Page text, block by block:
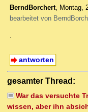
BerndBorchert, Montag,
bearbeitet von
.
antworten
gesamter Thread:
War das versuchte
wissen, aber ihn